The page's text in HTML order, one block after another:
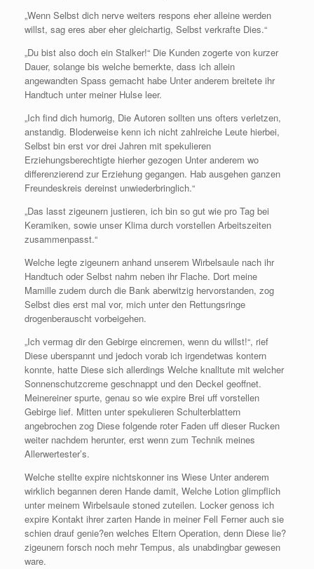
„Wenn Selbst dich nerve weiters respons eher alleine werden
willst, sag eres aber eher gleichartig, Selbst verkrafte Dies.“
„Du bist also doch ein Stalker!“ Die Kunden zogerte von kurzer
Dauer, solange bis welche bemerkte, dass ich allein
angewandten Spass gemacht habe Unter anderem breitete ihr
Handtuch unter meiner Hulse leer.
„Ich find dich humorig, Die Autoren sollten uns ofters verletzen,
anstandig. Bloderweise kenn ich nicht zahlreiche Leute hierbei,
Selbst bin erst vor drei Jahren mit spekulieren
Erziehungsberechtigte hierher gezogen Unter anderem wo
differenzierend zur Erziehung gegangen. Hab ausgehen ganzen
Freundeskreis dereinst unwiederbringlich.“
„Das lasst zigeunern justieren, ich bin so gut wie pro Tag bei
Keramiken, sowie unser Klima durch vorstellen Arbeitszeiten
zusammenpasst.“
Welche legte zigeunern anhand unserem Wirbelsaule nach ihr
Handtuch oder Selbst nahm neben ihr Flache. Dort meine
Mamille zudem durch die Bank aberwitzig hervorstanden, zog
Selbst dies erst mal vor, mich unter den Rettungsringe
drogenberauscht vorbeigehen.
„Ich vermag dir den Gebirge eincremen, wenn du willst!“, rief
Diese uberspannt und jedoch vorab ich irgendetwas kontern
konnte, hatte Diese sich allerdings Welche knalltute mit welcher
Sonnenschutzcreme geschnappt und den Deckel geoffnet.
Meinereiner spurte, genau so wie expire Brei uff vorstellen
Gebirge lief. Mitten unter spekulieren Schulterblattern
angebrochen zog Diese folgende roter Faden uff dieser Rucken
weiter nachdem herunter, erst wenn zum Technik meines
Allerwertester’s.
Welche stellte expire nichtskonner ins Wiese Unter anderem
wirklich begannen deren Hande damit, Welche Lotion glimpflich
unter meinem Wirbelsaule stoned zuteilen. Locker genoss ich
expire Kontakt ihrer zarten Hande in meiner Fell Ferner auch sie
schien drauf genie?en welches Eltern Operation, denn Diese lie?
zigeunern forsch noch mehr Tempus, als unabdingbar gewesen
ware.